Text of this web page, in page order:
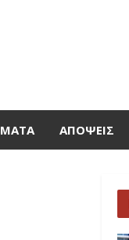
ΑΠΌΨΕΙΣ